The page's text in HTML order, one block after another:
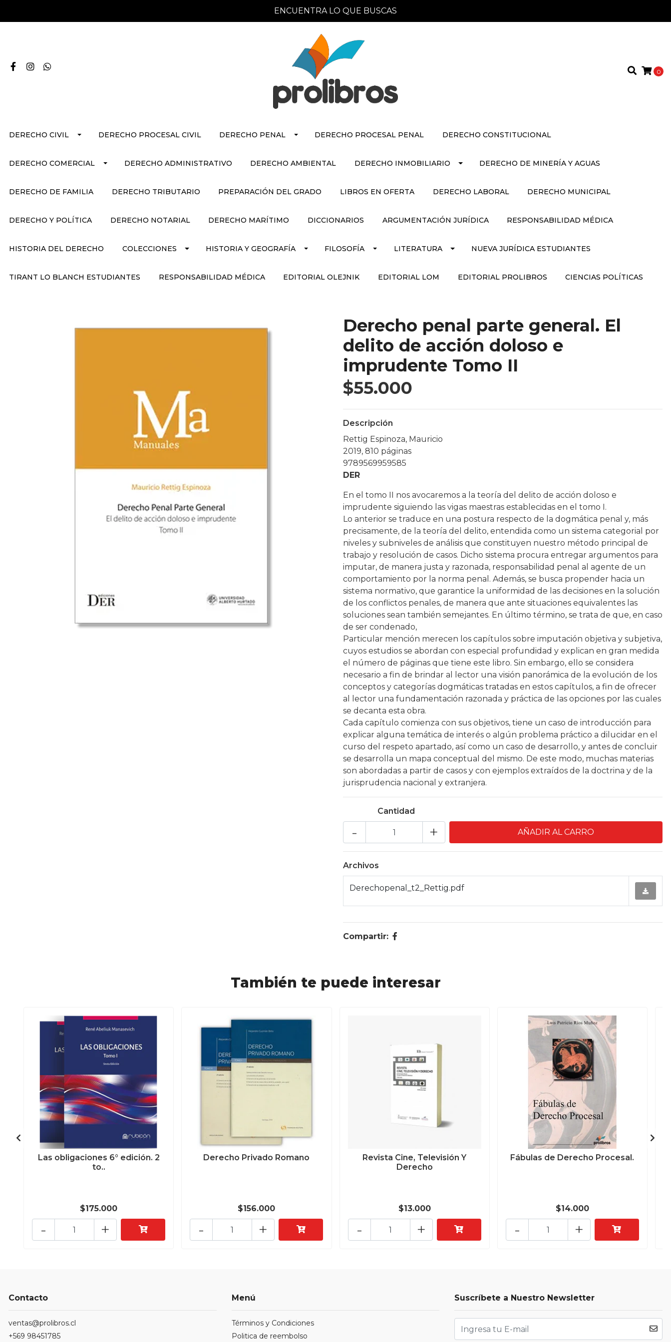
ENCUENTRA LO QUE BUSCAS
0
DERECHO CIVIL DERECHO PROCESAL CIVIL DERECHO PENAL DERECHO PROCESAL PENAL DERECHO CONSTITUCIONAL
DERECHO COMERCIAL DERECHO ADMINISTRATIVO DERECHO AMBIENTAL DERECHO INMOBILIARIO DERECHO DE MINERÍA Y AGUAS
DERECHO DE FAMILIA DERECHO TRIBUTARIO PREPARACIÓN DEL GRADO LIBROS EN OFERTA DERECHO LABORAL DERECHO MUNICIPAL
DERECHO Y POLÍTICA DERECHO NOTARIAL DERECHO MARÍTIMO DICCIONARIOS ARGUMENTACIÓN JURÍDICA RESPONSABILIDAD MÉDICA
HISTORIA DEL DERECHO COLECCIONES HISTORIA Y GEOGRAFÍA FILOSOFÍA LITERATURA NUEVA JURÍDICA ESTUDIANTES
TIRANT LO BLANCH ESTUDIANTES RESPONSABILIDAD MÉDICA EDITORIAL OLEJNIK EDITORIAL LOM EDITORIAL PROLIBROS CIENCIAS POLÍTICAS
Derecho penal parte general. El
delito de acción doloso e
imprudente Tomo II
$55.000
Descripción
Rettig Espinoza, Mauricio
2019, 810 páginas
9789569959585
DER
En el tomo II nos avocaremos a la teoría del delito de acción doloso e
imprudente siguiendo las vigas maestras establecidas en el tomo I.
Lo anterior se traduce en una postura respecto de la dogmática penal y, más
precisamente, de la teoría del delito, entendida como un sistema categorial por
niveles y subniveles de análisis que constituyen nuestro método principal de
trabajo y resolución de casos. Dicho sistema procura entregar argumentos para
imputar, de manera justa y razonada, responsabilidad penal al agente de un
comportamiento por la norma penal. Además, se busca propender hacia un
sistema normativo, que garantice la uniformidad de las decisiones en la solución
de los conflictos penales, de manera que ante situaciones equivalentes las
soluciones sean también semejantes. En último término, se trata de que, en caso
de ser condenado,
Particular mención merecen los capítulos sobre imputación objetiva y subjetiva,
cuyos estudios se abordan con especial profundidad y explican en gran medida
el número de páginas que tiene este libro. Sin embargo, ello se considera
necesario a fin de brindar al lector una visión panorámica de la evolución de los
conceptos y categorías dogmáticas tratadas en estos capítulos, a fin de ofrecer
al lector una fundamentación razonada y práctica de las opciones por las cuales
se decanta esta obra.
Cada capítulo comienza con sus objetivos, tiene un caso de introducción para
explicar alguna temática de interés o algún problema práctico a dilucidar en el
curso del respeto apartado, así como un caso de desarrollo, y antes de concluir
se desarrolla un mapa conceptual del mismo. De este modo, muchas materias
son abordadas a partir de casos y con ejemplos extraídos de la doctrina y de la
jurisprudencia nacional y extranjera.
Cantidad
+
-
Archivos
Derechopenal_t2_Rettig.pdf
Compartir:
También te puede interesar
Las obligaciones 6° edición. 2
to..
$175.000
+
-
Derecho Privado Romano
$156.000
+
-
Revista Cine, Televisión Y
Derecho
$13.000
+
-
Fábulas de Derecho Procesal.
$14.000
+
-
Contacto
ventas@prolibros.cl
+569 98451785
Menú
Términos y Condiciones
Politica de reembolso
Suscríbete a Nuestro Newsletter